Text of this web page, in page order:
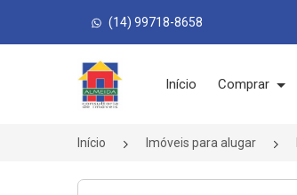
(14) 99718-8658
Página inicial
Início Comprar
Início Imóveis para alugar